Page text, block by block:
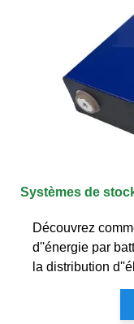
Systèmes de
Découvrez
d''énergie par
la distribution